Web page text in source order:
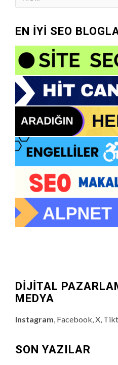
EN İYİ SEO
DİJİTAL
MEDYA
Instagram , Facebook, X,
SON YAZILAR